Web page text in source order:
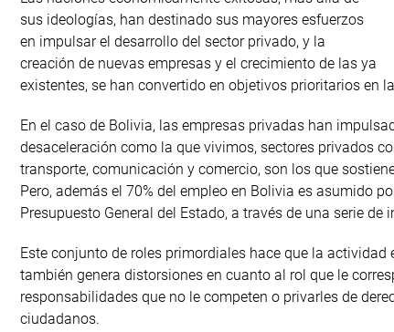
sus ideologías, han destinado sus mayores esfuerzos
en impulsar el desarrollo del sector privado, y la
creación de nuevas empresas y el crecimiento de las ya
existentes, se han convertido en objetivos prioritarios en
En el caso de Bolivia, las empresas privadas han
desaceleración como la que vivimos, sectores privados
transporte, comunicación y comercio, son los que
Pero, además el 70% del empleo en Bolivia es asumido
Presupuesto General del Estado, a través de una serie
Este conjunto de roles primordiales hace que la
también genera distorsiones en cuanto al rol que le
responsabilidades que no le competen o privarles de
ciudadanos.